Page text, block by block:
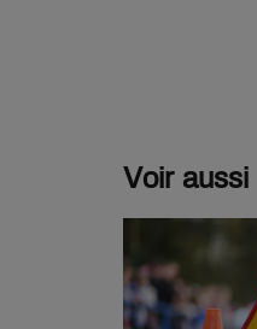
Voir aussi